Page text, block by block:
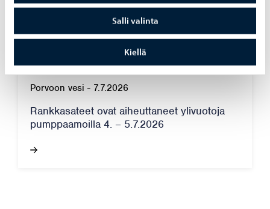
Salli valinta
Kiellä
laskutuslisän 1.9.2026 alkaen
Porvoon vesi - 7.7.2026
Rankkasateet ovat aiheuttaneet ylivuotoja
pumppaamoilla 4. – 5.7.2026